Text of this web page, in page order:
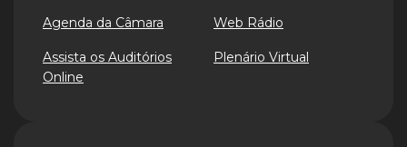
Agenda da Câmara
Assista os Auditórios
Online
Web Rádio
Plenário Virtual